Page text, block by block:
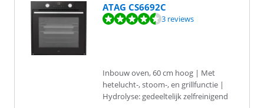
ATAG CS6692C
Beoordeling is 8,8 van de 10, gebaseerd op 3 reviews.
3 reviews
Inbouw oven, 60 cm hoog | Met
hetelucht-, stoom-, en grillfunctie |
Hydrolyse: gedeeltelijk zelfreinigend